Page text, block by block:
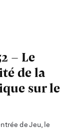
- Le
de la
sur le
de Jeu, le